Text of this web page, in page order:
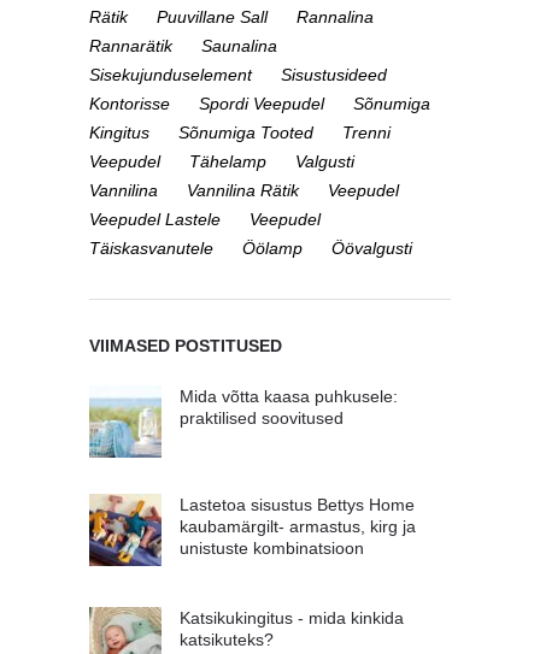
Rätik
Puuvillane Sall
Rannalina
Rannarätik
Saunalina
Sisekujunduselement
Sisustusideed
Kontorisse
Spordi Veepudel
Sõnumiga
Kingitus
Sõnumiga Tooted
Trenni
Veepudel
Tähelamp
Valgusti
Vannilina
Vannilina Rätik
Veepudel
Veepudel Lastele
Veepudel
Täiskasvanutele
Öölamp Öövalgusti
VIIMASED POSTITUSED
Mida võtta kaasa puhkusele:
praktilised soovitused
Lastetoa sisustus Bettys Home
kaubamärgilt- armastus, kirg ja
unistuste kombinatsioon
Katsikukingitus - mida kinkida
katsikuteks?